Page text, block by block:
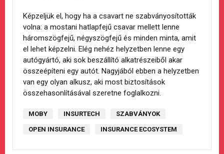
Képzeljük el, hogy ha a csavart ne szabványosították
volna: a mostani hatlapfejű csavar mellett lenne
háromszögfejű, négyszögfejű és minden minta, amit
el lehet képzelni. Elég nehéz helyzetben lenne egy
autógyártó, aki sok beszállító alkatrészeiből akar
összeépíteni egy autót. Nagyjából ebben a helyzetben
van egy olyan alkusz, aki most biztosítások
összehasonlításával szeretne foglalkozni.
MOBY INSURTECH SZABVÁNYOK
OPEN INSURANCE INSURANCE ECOSYSTEM